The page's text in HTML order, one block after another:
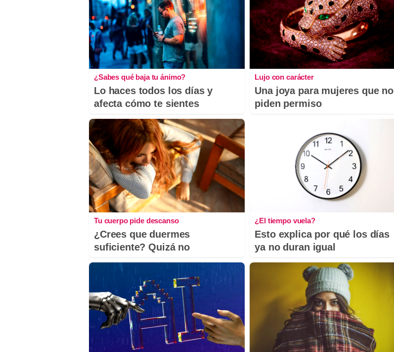
¿Sabes qué baja tu ánimo?
Lo haces todos los días y
afecta cómo te sientes
Lujo con carácter
Una joya para mujeres que no
piden permiso
Tu cuerpo pide descanso
¿Crees que duermes
suficiente? Quizá no
¿El tiempo vuela?
Esto explica por qué los días
ya no duran igual